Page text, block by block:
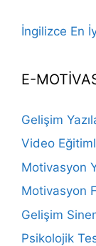
İngilizce En
E-
Gelişim
Video
Motivasyon
Motivasyon
Gelişim
Psikolojik